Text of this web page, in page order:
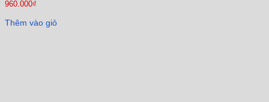
960.000₫
Thêm vào giỏ